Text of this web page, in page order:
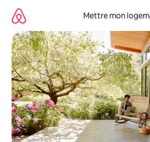
directement
contenu
Mettre mon